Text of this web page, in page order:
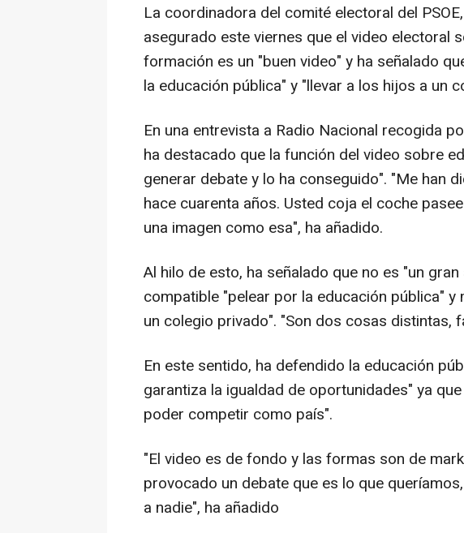
La coordinadora del comité electoral del
asegurado este viernes que el video electoral
formación es un "buen video" y ha señalado
la educación pública" y "llevar a los hijos a un
En una entrevista a Radio Nacional recogida
ha destacado que la función del video sobre
generar debate y lo ha conseguido". "Me han
hace cuarenta años. Usted coja el coche
una imagen como esa", ha añadido.
Al hilo de esto, ha señalado que no es "un
compatible "pelear por la educación pública" y
un colegio privado". "Son dos cosas distintas,
En este sentido, ha defendido la educación
garantiza la igualdad de oportunidades" ya
poder competir como país".
"El video es de fondo y las formas son de
provocado un debate que es lo que
a nadie", ha añadido